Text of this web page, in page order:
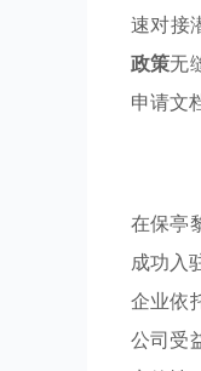
速对接
政策无
申请文
在保亭
成功入
企业依
公司受